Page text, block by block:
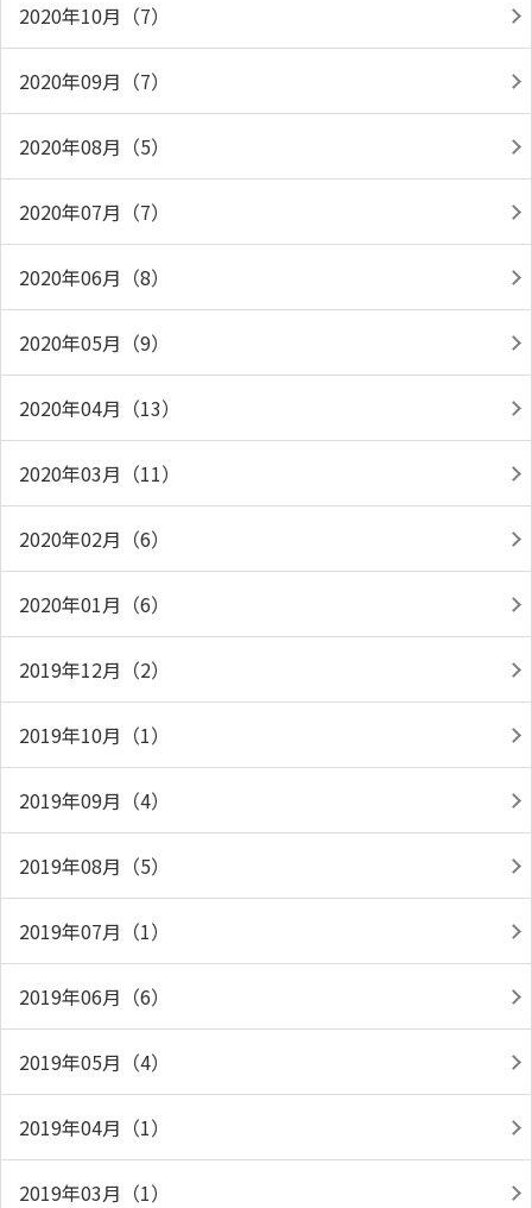
2020年10月（7）
2020年09月（7）
2020年08月（5）
2020年07月（7）
2020年06月（8）
2020年05月（9）
2020年04月（13）
2020年03月（11）
2020年02月（6）
2020年01月（6）
2019年12月（2）
2019年10月（1）
2019年09月（4）
2019年08月（5）
2019年07月（1）
2019年06月（6）
2019年05月（4）
2019年04月（1）
2019年03月（1）